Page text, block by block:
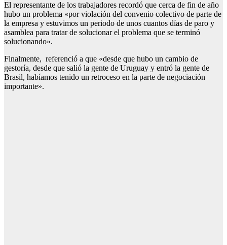
El representante de los trabajadores recordó que cerca de fin de año
hubo un problema «por violación del convenio colectivo de parte de
la empresa y estuvimos un periodo de unos cuantos días de paro y
asamblea para tratar de solucionar el problema que se terminó
solucionando».
Finalmente, referenció a que «desde que hubo un cambio de
gestoría, desde que salió la gente de Uruguay y entró la gente de
Brasil, habíamos tenido un retroceso en la parte de negociación
importante».